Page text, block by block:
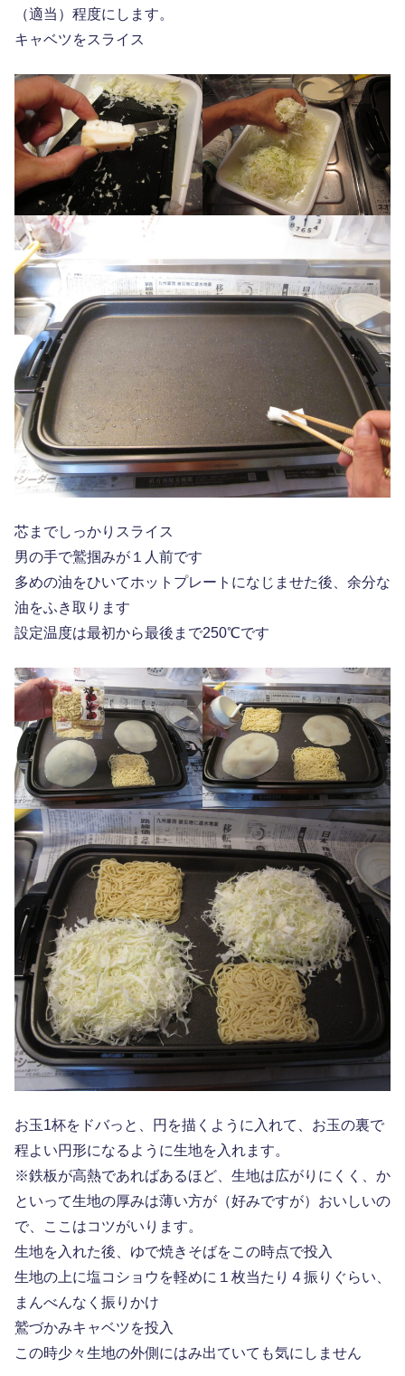
（適当）程度にします。
キャベツをスライス
芯までしっかりスライス
男の手で鷲掴みが１人前です
多めの油をひいてホットプレートになじませた後、余分な
油をふき取ります
設定温度は最初から最後まで250℃です
お玉1杯をドバっと、円を描くように入れて、お玉の裏で
程よい円形になるように生地を入れます。
※鉄板が高熱であればあるほど、生地は広がりにくく、か
といって生地の厚みは薄い方が（好みですが）おいしいの
で、ここはコツがいります。
生地を入れた後、ゆで焼きそばをこの時点で投入
生地の上に塩コショウを軽めに１枚当たり４振りぐらい、
まんべんなく振りかけ
鷲づかみキャベツを投入
この時少々生地の外側にはみ出ていても気にしません